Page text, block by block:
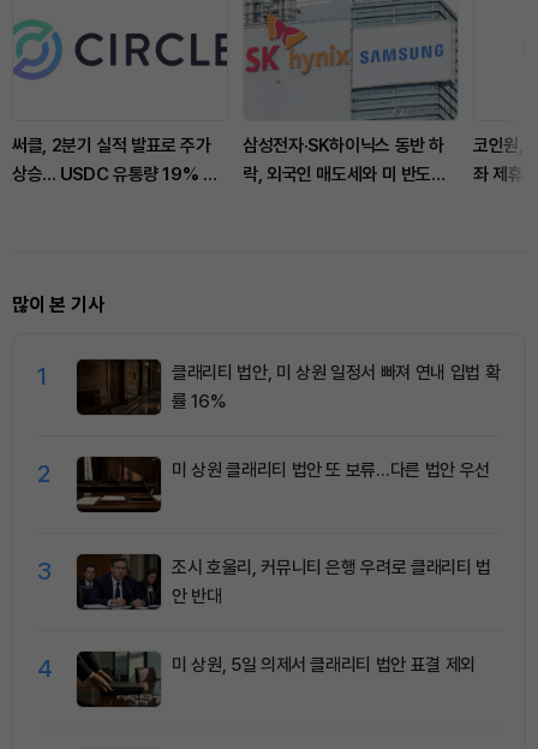
써클, 2분기 실적 발표로 주가
상승... USDC 유통량 19% 증
삼성전자·SK하이닉스 동반 하
락, 외국인 매도세와 미 반도체
코인원,
좌 제휴
많이 본 기사
1
클래리티 법안, 미 상원 일정서 빠져 연내 입법 확
률 16%
2 미 상원 클래리티 법안 또 보류…다른 법안 우선
3
조시 호울리, 커뮤니티 은행 우려로 클래리티 법
안 반대
4 미 상원, 5일 의제서 클래리티 법안 표결 제외